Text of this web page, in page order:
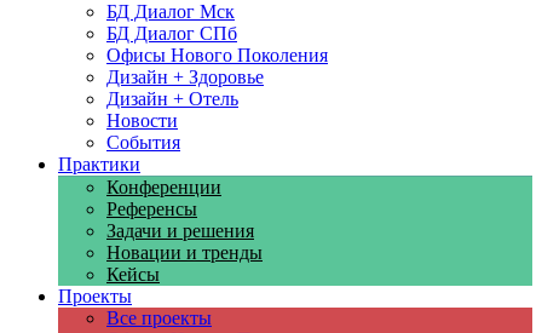
БД Диалог Мск
БД Диалог СПб
Офисы Нового Поколения
Дизайн + Здоровье
Дизайн + Отель
Новости
События
Практики
Конференции
Референсы
Задачи и решения
Новации и тренды
Кейсы
Проекты
Все проекты